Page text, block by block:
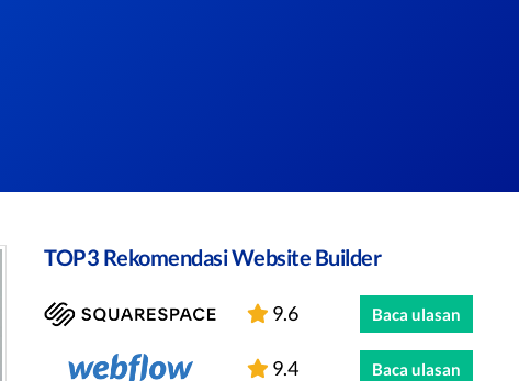
TOP3 Rekomendasi Website Builder
9.6 Baca ulasan
9.4 Baca ulasan